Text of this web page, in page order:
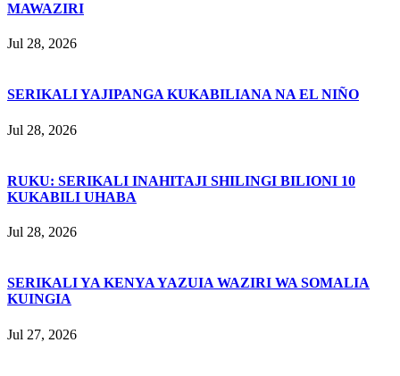
MAWAZIRI
Jul 28, 2026
SERIKALI YAJIPANGA KUKABILIANA NA EL NIÑO
Jul 28, 2026
RUKU: SERIKALI INAHITAJI SHILINGI BILIONI 10
KUKABILI UHABA
Jul 28, 2026
SERIKALI YA KENYA YAZUIA WAZIRI WA SOMALIA
KUINGIA
Jul 27, 2026